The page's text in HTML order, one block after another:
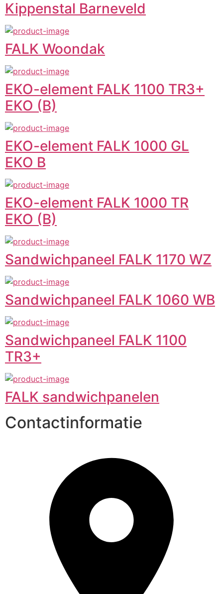
Kippenstal Barneveld
FALK Woondak
EKO-element FALK 1100 TR3+
EKO (B)
EKO-element FALK 1000 GL
EKO B
EKO-element FALK 1000 TR
EKO (B)
Sandwichpaneel FALK 1170 WZ
Sandwichpaneel FALK 1060 WB
Sandwichpaneel FALK 1100
TR3+
FALK sandwichpanelen
Contactinformatie